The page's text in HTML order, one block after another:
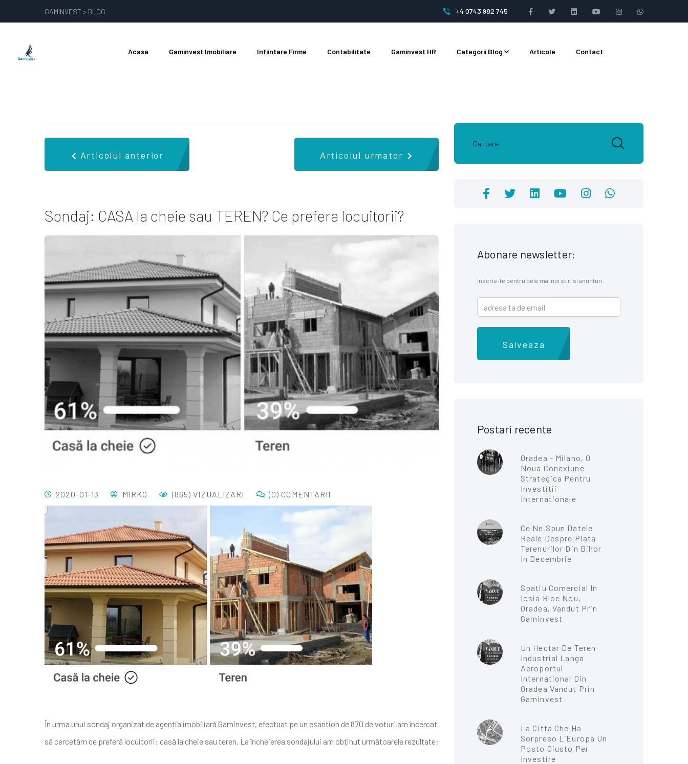
GAMINVEST > BLOG +4 0743 982 745
Acasa Gaminvest Imobiliare Infiintare Firme Contabilitate Gaminvest HR Categorii Blog Articole Contact
Articolul anterior Articolul urmator
Sondaj: CASA la cheie sau TEREN? Ce prefera locuitorii?
2020-01-13 MIRKO (865) VIZUALIZARI (0) COMENTARII
În urma unui sondaj organizat de agenția imobiliară Gaminvest, efectuat pe un eșantion de 870 de voturi,am încercat
să cercetăm ce preferă locuitorii: casă la cheie sau teren. La încheierea sondajului am obținut următoarele rezultate:
Abonare newsletter:
Inscrie-te pentru cele mai noi stiri si anunturi.
Salveaza
Postari recente
Oradea - Milano, O
Noua Conexiune
Strategica Pentru
Investitii
Internationale
Ce Ne Spun Datele
Reale Despre Piata
Terenurilor Din Bihor
In Decembrie
Spatiu Comercial In
Iosia Bloc Nou,
Oradea, Vandut Prin
Gaminvest
Un Hectar De Teren
Industrial Langa
Aeroportul
International Din
Oradea Vandut Prin
Gaminvest
La Citta Che Ha
Sorpreso L`Europa Un
Posto Giusto Per
Investire